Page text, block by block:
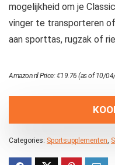
mogelijkheid om je
vinger te transporteren
aan sporttas, rugzak of
Amazon.nl Price:€19.76 (as of 10/
Categories: Sportsupplementen